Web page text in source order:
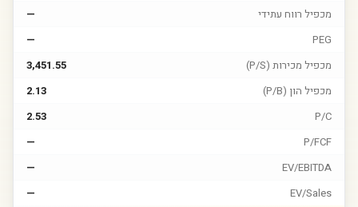
מכפיל רווח עתידי
—
PEG
—
מכפיל מכירות (P/S)
3,451.55
מכפיל הון (P/B)
2.13
P/C
2.53
P/FCF
—
EV/EBITDA
—
EV/Sales
—